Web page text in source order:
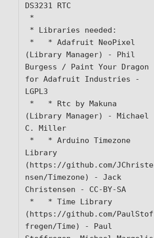
DS3231 RTC
(Library Manager) - Phil
Burgess / Paint Your Dragon
for Adafruit Industries -
LGPL3
(Library Manager) - Michael
C. Miller
Library
(https://github.com/JChriste
nsen/Timezone) - Jack
Christensen - CC-BY-SA
(https://github.com/PaulStof
fregen/Time) - Paul